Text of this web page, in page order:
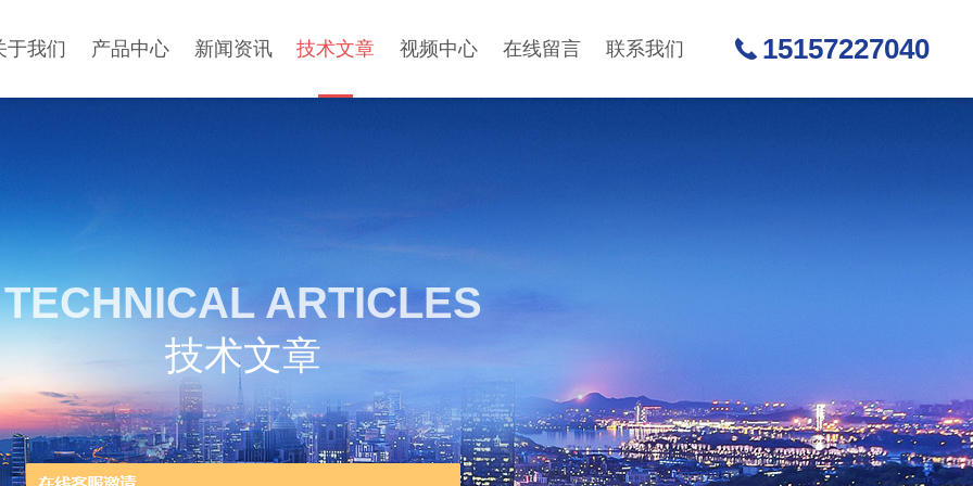
于我们 产品中心 新闻资讯 技术文章 视频中心 在线留言 联系我们 15157227040
TECHNICAL ARTICLES
技术文章